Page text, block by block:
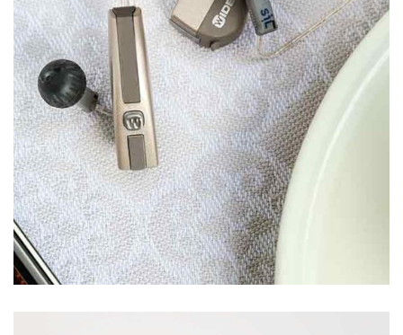
PHONAK MARVELL
La nouvelle gamme Marvell de Phonak est l'une des
nouvelles références en prothèse auditive. Prenez
rendez-vous et découvrez la puissance et
l'efficacité de cette nouvelle gamme.